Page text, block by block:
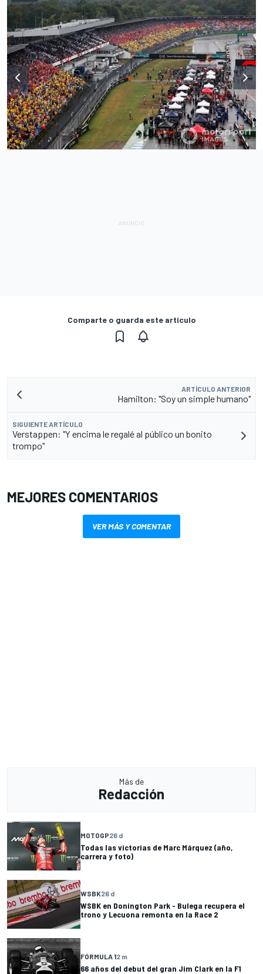
Comparte o guarda este artículo
ARTÍCULO ANTERIOR
Hamilton: "Soy un simple humano"
SIGUIENTE ARTÍCULO
Verstappen: "Y encima le regalé al público un bonito
trompo"
MEJORES COMENTARIOS
VER MÁS Y COMENTAR
Más de
Redacción
MOTOGP26 d
Todas las victorias de Marc Márquez (año,
carrera y foto)
WSBK26 d
WSBK en Donington Park - Bulega recupera el
trono y Lecuona remonta en la Race 2
FÓRMULA 12 m
66 años del debut del gran Jim Clark en la F1